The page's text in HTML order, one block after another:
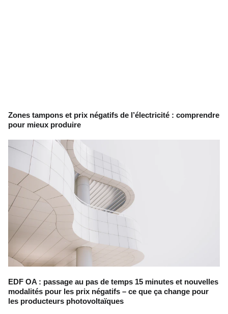
Zones tampons et prix négatifs de l’électricité : comprendre
pour mieux produire
EDF OA : passage au pas de temps 15 minutes et nouvelles
modalités pour les prix négatifs – ce que ça change pour
les producteurs photovoltaïques